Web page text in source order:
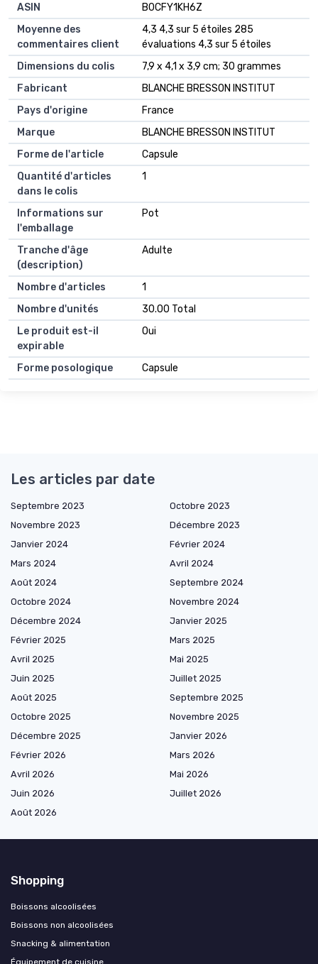
ASIN
B0CFY1KH6Z
Moyenne des
commentaires client
4,3 4,3 sur 5 étoiles 285
évaluations 4,3 sur 5 étoiles
Dimensions du colis
7,9 x 4,1 x 3,9 cm; 30 grammes
Fabricant
BLANCHE BRESSON INSTITUT
Pays d'origine
France
Marque
BLANCHE BRESSON INSTITUT
Forme de l'article
Capsule
Quantité d'articles
dans le colis
1
Informations sur
l'emballage
Pot
Tranche d'âge
(description)
Adulte
Nombre d'articles
1
Nombre d'unités
30.00 Total
Le produit est-il
expirable
Oui
Forme posologique Capsule
Les articles par date
Septembre 2023
Octobre 2023
Novembre 2023
Décembre 2023
Janvier 2024
Février 2024
Mars 2024
Avril 2024
Août 2024
Septembre 2024
Octobre 2024
Novembre 2024
Décembre 2024
Janvier 2025
Février 2025
Mars 2025
Avril 2025
Mai 2025
Juin 2025
Juillet 2025
Août 2025
Septembre 2025
Octobre 2025
Novembre 2025
Décembre 2025
Janvier 2026
Février 2026
Mars 2026
Avril 2026
Mai 2026
Juin 2026
Juillet 2026
Août 2026
Shopping
Boissons alcoolisées
Boissons non alcoolisées
Snacking & alimentation
Équipement de cuisine